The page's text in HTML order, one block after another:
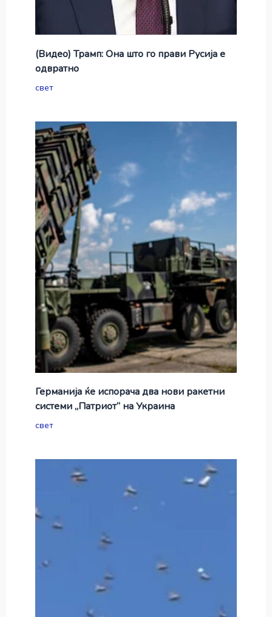
(Видео) Трамп: Она што го прави Русија е
одвратно
свет
Германија ќе испорача два нови ракетни
системи „Патриот“ на Украина
свет